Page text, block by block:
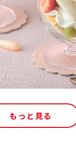
もっと見る